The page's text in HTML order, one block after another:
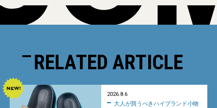
RELATED ARTICLE
2026.8.6
大人が買うべきハイブランド小物